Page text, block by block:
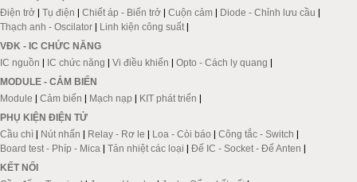
Điện trở | Tụ điện | Chiết áp - Biến trở | Cuộn cảm | Diode - Chỉnh lưu cầu |
Thạch anh - Oscilator | Linh kiện công suất |
VĐK - IC CHỨC NĂNG
IC nguồn | IC chức năng | Vi điều khiển | Opto - Cách ly quang |
MODULE - CẢM BIẾN
Module | Cảm biến | Mạch nạp | KIT phát triển |
PHỤ KIỆN ĐIỆN TỬ
Cầu chì | Nút nhấn | Relay - Rơ le | Loa - Còi báo | Công tắc - Switch |
Board test - Phíp - Mica | Tản nhiệt các loại | Đế IC - Socket - Đế Anten |
KẾT NỐI